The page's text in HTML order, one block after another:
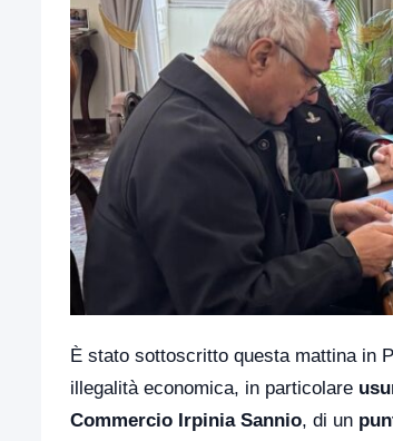
È stato sottoscritto questa mattina in
illegalità economica, in particolare
Commercio Irpinia Sannio, di un